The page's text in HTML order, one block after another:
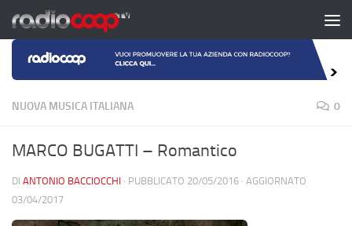
Salta al contenuto
NUOVA MUSICA ITALIANA 0
MARCO BUGATTI – Romantico
DI ANTONIO BACCIOCCHI · PUBBLICATO 20/05/2016 · AGGIORNATO
03/04/2017